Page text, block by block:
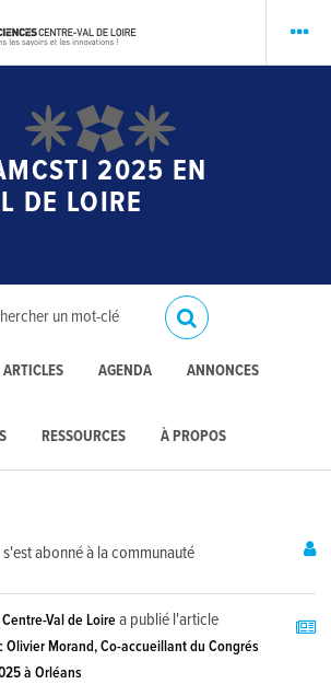
2025 EN
DE LOIRE
ARTICLES AGENDA ANNONCES
RESSOURCES À PROPOS
s'est abonné à la communauté
Val de Loirea publié l'article
Olivier Morand, Co-accueillant du Congrés
à Orléans